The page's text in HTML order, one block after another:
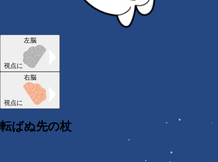
左脳
視点に
右脳
視点に
転ばぬ先の杖